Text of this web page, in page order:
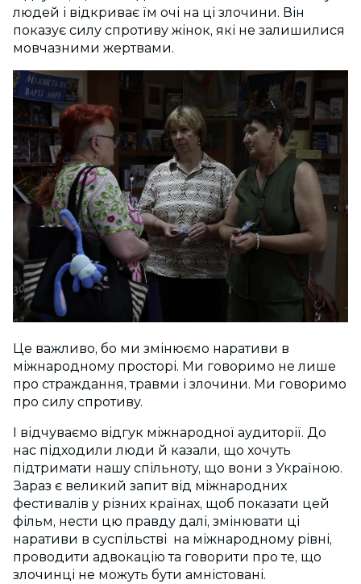
людей і відкриває їм очі на ці злочини. Він
показує силу спротиву жінок, які не залишилися
мовчазними жертвами.
Це важливо, бо ми змінюємо наративи в
міжнародному просторі. Ми говоримо не лише
про страждання, травми і злочини. Ми говоримо
про силу спротиву.
І відчуваємо відгук міжнародної аудиторії. До
нас підходили люди й казали, що хочуть
підтримати нашу спільноту, що вони з Україною.
Зараз є великий запит від міжнародних
фестивалів у різних країнах, щоб показати цей
фільм, нести цю правду далі, змінювати ці
наративи в суспільстві на міжнародному рівні,
проводити адвокацію та говорити про те, що
злочинці не можуть бути амністовані.